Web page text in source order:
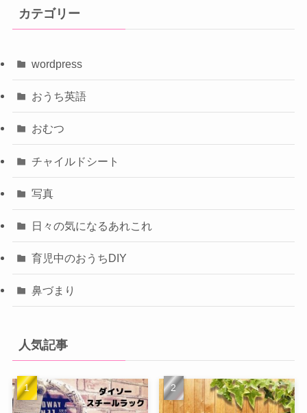
カテゴリー
wordpress
おうち英語
おむつ
チャイルドシート
写真
日々の気になるあれこれ
育児中のおうちDIY
鼻づまり
人気記事